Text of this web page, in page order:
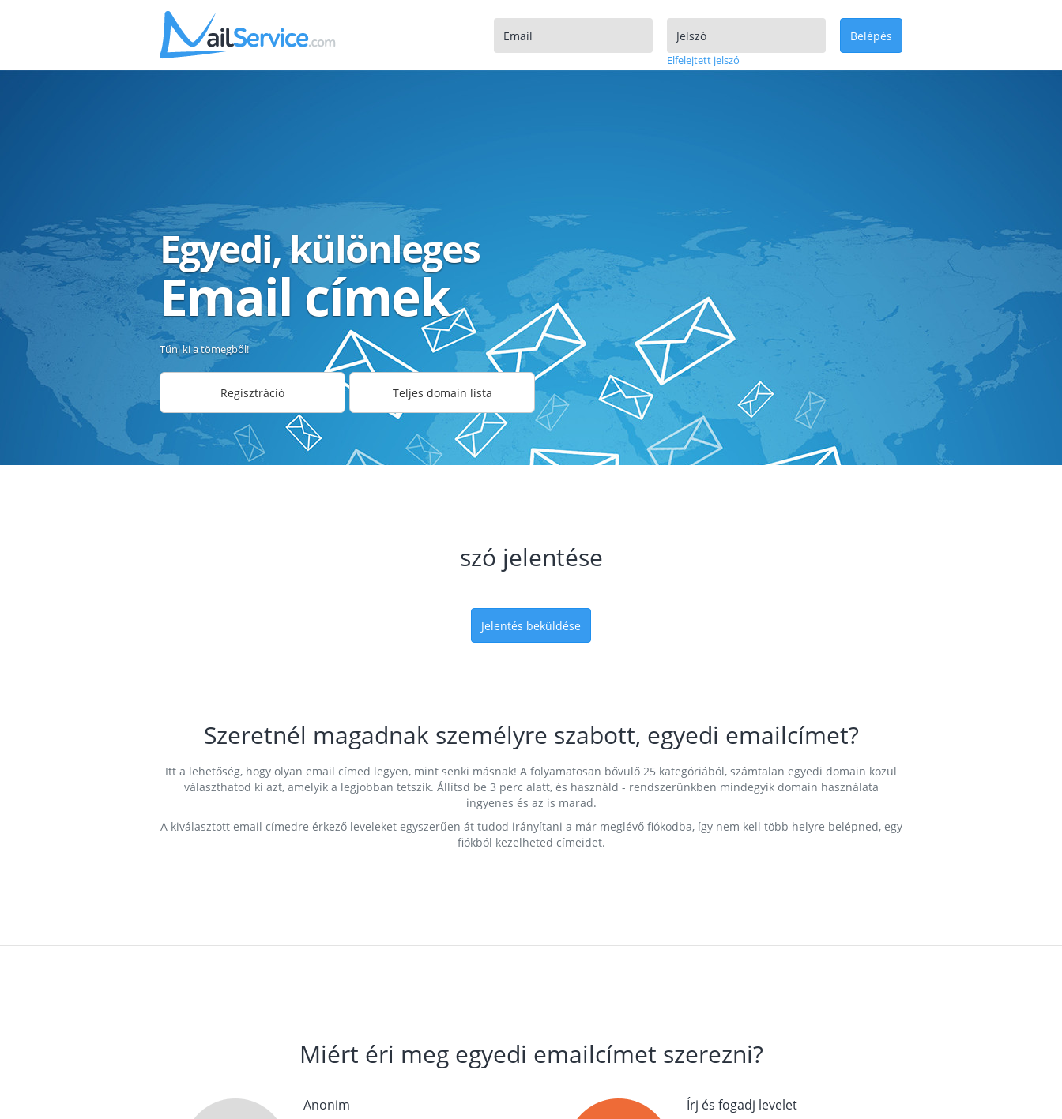
Elfelejtett jelszó
Belépés
Egyedi, különleges
Email címek
Tűnj ki a tömegből!
Regisztráció Teljes domain lista
szó jelentése
Jelentés beküldése
Szeretnél magadnak személyre szabott, egyedi emailcímet?
Itt a lehetőség, hogy olyan email címed legyen, mint senki másnak! A folyamatosan bővülő 25 kategóriából, számtalan egyedi domain közül
választhatod ki azt, amelyik a legjobban tetszik. Állítsd be 3 perc alatt, és használd - rendszerünkben mindegyik domain használata
ingyenes és az is marad.
A kiválasztott email címedre érkező leveleket egyszerűen át tudod irányítani a már meglévő fiókodba, így nem kell több helyre belépned, egy
fiókból kezelheted címeidet.
Miért éri meg egyedi emailcímet szerezni?
Anonim Írj és fogadj levelet